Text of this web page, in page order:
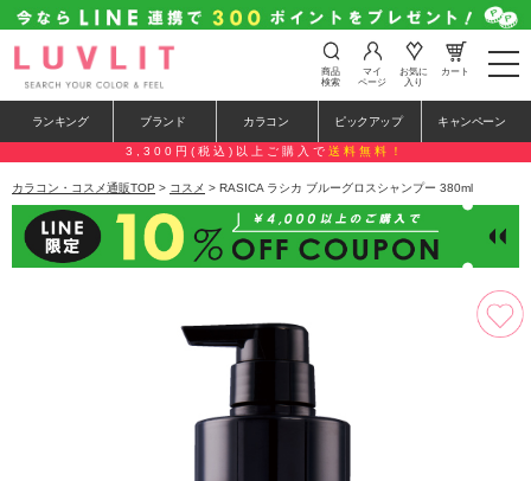
t
o
e
n
v
g
t
i
o
n
商品
検索
マイ
ページ
お気に
入り
カート
ランキング ブランド カラコン ピックアップ キャンペーン
3,300円(税込)以上ご購入で 送料無料！
カラコン・コスメ通販TOP > コスメ > RASICA ラシカ ブルーグロスシャンプー 380ml